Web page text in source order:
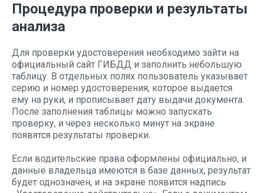
Процедура проверки и результаты
анализа
Для проверки удостоверения необходимо зайти на
официальный сайт ГИБДД и заполнить небольшую
таблицу. В отдельных полях пользователь указывает
серию и номер удостоверения, которое выдается
ему на руки, и прописывает дату выдачи документа.
После заполнения таблицы можно запускать
проверку, и через несколько минут на экране
появятся результаты проверки.
Если водительские права оформлены официально, и
данные владельца имеются в базе данных, результат
будет однозначен, и на экране появится надпись